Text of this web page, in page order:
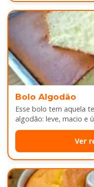
Bolo Algodão
Esse bolo tem aquela
algodão: leve, macio e
pra servir…
Ver